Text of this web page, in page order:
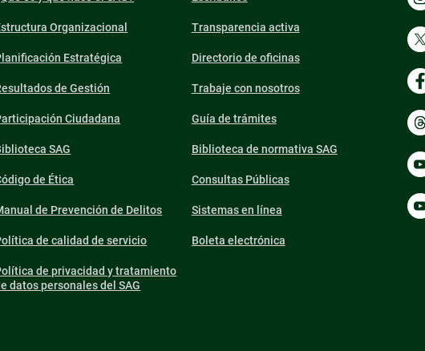
Organizacional
Estratégica
de Gestión
Ciudadana
SAG
de Ética
de Prevención de Delitos
de calidad de servicio
de privacidad y tratamiento
datos personales del SAG
Transparencia activa
Directorio de oficinas
Trabaje con nosotros
Guía de trámites
Biblioteca de normativa SAG
Consultas Públicas
Sistemas en línea
Boleta electrónica